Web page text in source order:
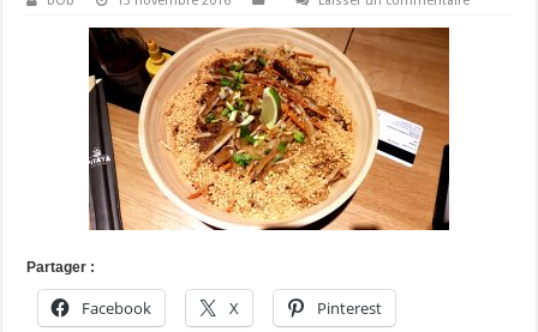
Partager :
Facebook X Pinterest